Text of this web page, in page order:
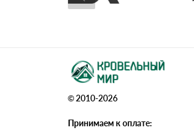
© 2010-2026
Принимаем к оплате: